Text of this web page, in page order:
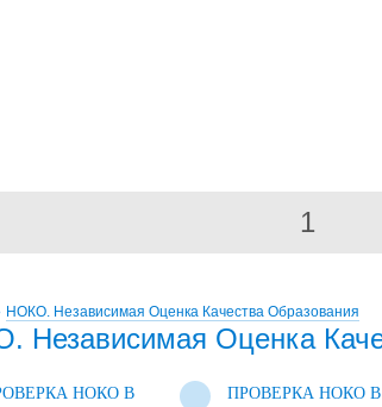
1
НОКО. Независимая Оценка Качества Образования
Независимая Оценка
НОКО В
ПРОВЕРКА НОКО В